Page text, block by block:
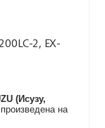
2, EX-
(Исузу,
на